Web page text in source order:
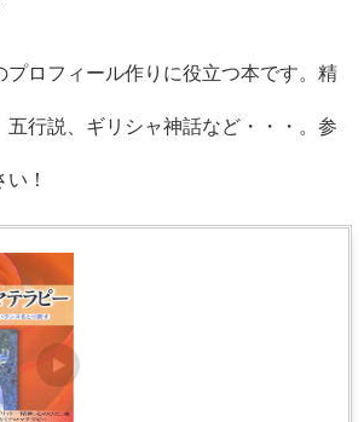
プロフィール作りに役立つ本です。精
五行説、ギリシャ神話など・・・。参
！